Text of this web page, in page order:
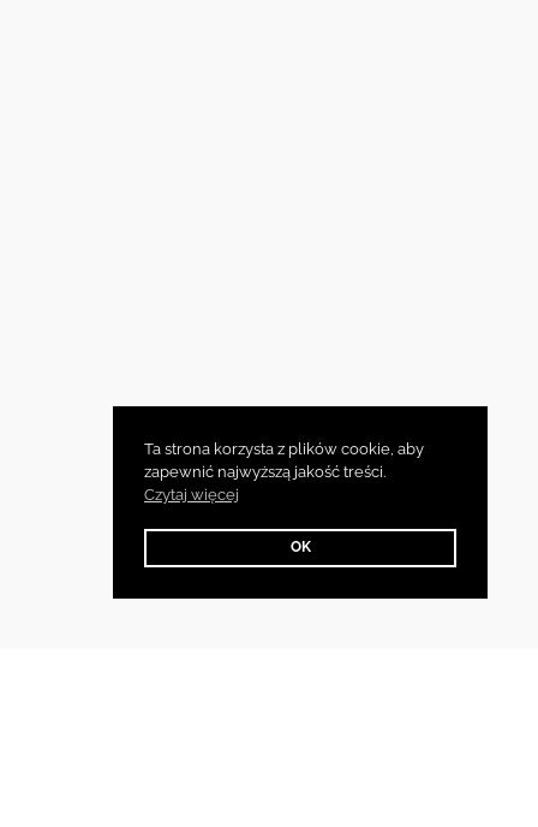
Ta strona korzysta z plików cookie, aby
zapewnić najwyższą jakość treści.
Czytaj więcej
OK